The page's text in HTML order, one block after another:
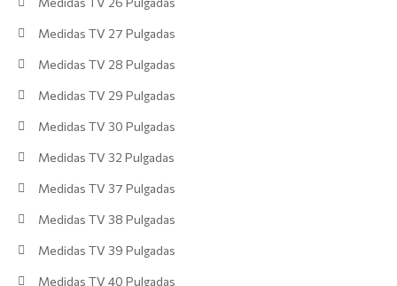
Medidas TV 27 Pulgadas
Medidas TV 28 Pulgadas
Medidas TV 29 Pulgadas
Medidas TV 30 Pulgadas
Medidas TV 32 Pulgadas
Medidas TV 37 Pulgadas
Medidas TV 38 Pulgadas
Medidas TV 39 Pulgadas
Medidas TV 40 Pulgadas